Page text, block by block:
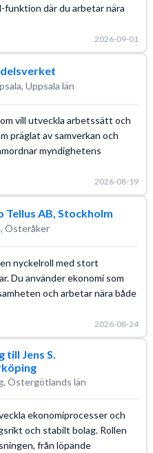
där du arbetar nära
2026-09-01
Uppsala län
vill utveckla arbetssätt och
präglat av samverkan och
myndighetens
2026-08-19
Tellus AB, Stockholm
Österåker
nyckelroll med stort
Du använder ekonomi som
och arbetar nära både
2026-08-24
Jens S.
Östergötlands län
ekonomiprocesser och
och stabilt bolag. Rollen
från löpande